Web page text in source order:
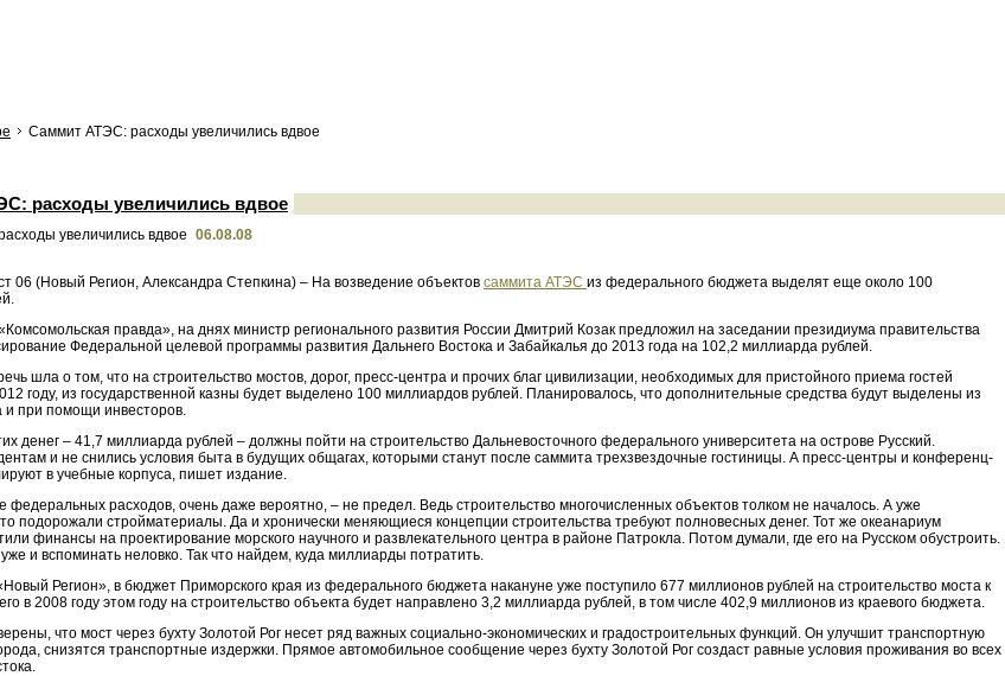
Саммит АТЭС: расходы увеличились вдвое
расходы увеличились вдвое
06.08.08
06 (Новый Регион, Александра Степкина) – На возведение объектов саммита АТЭС из федерального бюджета выделят еще около 100
правда», на днях министр регионального развития России Дмитрий Козак предложил на заседании президиума правительства
Федеральной целевой программы развития Дальнего Востока и Забайкалья до 2013 года на 102,2 миллиарда рублей.
шла о том, что на строительство мостов, дорог, пресс-центра и прочих благ цивилизации, необходимых для пристойного приема гостей
году, из государственной казны будет выделено 100 миллиардов рублей. Планировалось, что дополнительные средства будут выделены из
и при помощи инвесторов.
денег – 41,7 миллиарда рублей – должны пойти на строительство Дальневосточного федерального университета на острове Русский.
и не снились условия быта в будущих общагах, которыми станут после саммита трехзвездочные гостиницы. А пресс-центры и конференц-
в учебные корпуса, пишет издание.
федеральных расходов, очень даже вероятно, – не предел. Ведь строительство многочисленных объектов толком не началось. А уже
подорожали стройматериалы. Да и хронически меняющиеся концепции строительства требуют полновесных денег. Тот же океанариум
финансы на проектирование морского научного и развлекательного центра в районе Патрокла. Потом думали, где его на Русском обустроить.
и вспоминать неловко. Так что найдем, куда миллиарды потратить.
Регион», в бюджет Приморского края из федерального бюджета накануне уже поступило 677 миллионов рублей на строительство моста к
в 2008 году этом году на строительство объекта будет направлено 3,2 миллиарда рублей, в том числе 402,9 миллионов из краевого бюджета.
что мост через бухту Золотой Рог несет ряд важных социально-экономических и градостроительных функций. Он улучшит транспортную
снизятся транспортные издержки. Прямое автомобильное сообщение через бухту Золотой Рог создаст равные условия проживания во всех